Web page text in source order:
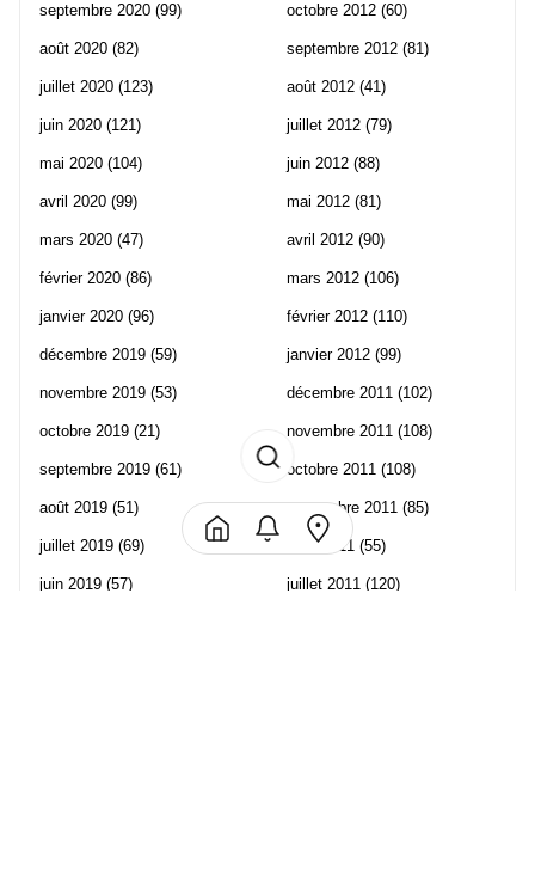
septembre 2020 (99)
août 2020 (82)
juillet 2020 (123)
juin 2020 (121)
mai 2020 (104)
avril 2020 (99)
mars 2020 (47)
février 2020 (86)
janvier 2020 (96)
décembre 2019 (59)
novembre 2019 (53)
octobre 2019 (21)
septembre 2019 (61)
août 2019 (51)
juillet 2019 (69)
juin 2019 (57)
octobre 2012 (60)
septembre 2012 (81)
août 2012 (41)
juillet 2012 (79)
juin 2012 (88)
mai 2012 (81)
avril 2012 (90)
mars 2012 (106)
février 2012 (110)
janvier 2012 (99)
décembre 2011 (102)
novembre 2011 (108)
octobre 2011 (108)
septembre 2011 (85)
août 2011 (55)
juillet 2011 (120)